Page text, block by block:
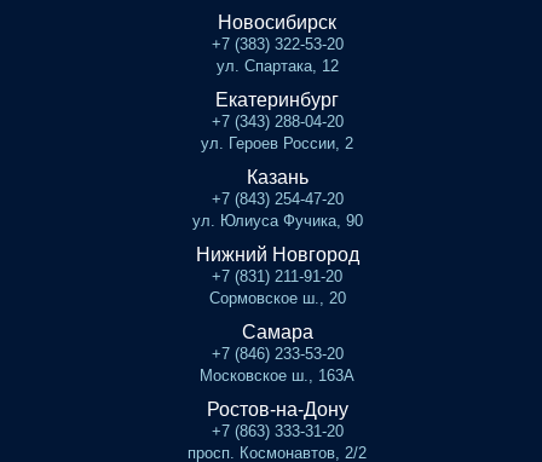
Новосибирск
+7 (383) 322-53-20
ул. Спартака, 12
Екатеринбург
+7 (343) 288-04-20
ул. Героев России, 2
Казань
+7 (843) 254-47-20
ул. Юлиуса Фучика, 90
Нижний Новгород
+7 (831) 211-91-20
Сормовское ш., 20
Самара
+7 (846) 233-53-20
Московское ш., 163А
Ростов-на-Дону
+7 (863) 333-31-20
просп. Космонавтов, 2/2